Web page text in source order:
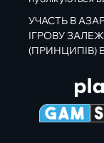
УЧАСТЬ В
ІГРОВУ
(ПРИНЦИПІВ)